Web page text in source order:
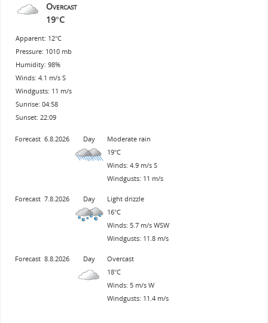
Overcast
19°C
Apparent: 12°C
Pressure: 1010 mb
Humidity: 98%
Winds: 4.1 m/s S
Windgusts: 11 m/s
Sunrise: 04:58
Sunset: 22:09
Forecast 6.8.2026 Day
Moderate rain
19°C
Winds: 4.9 m/s S
Windgusts: 11 m/s
Forecast 7.8.2026 Day
Light drizzle
16°C
Winds: 5.7 m/s WSW
Windgusts: 11.8 m/s
Forecast 8.8.2026 Day
Overcast
18°C
Winds: 5 m/s W
Windgusts: 11.4 m/s